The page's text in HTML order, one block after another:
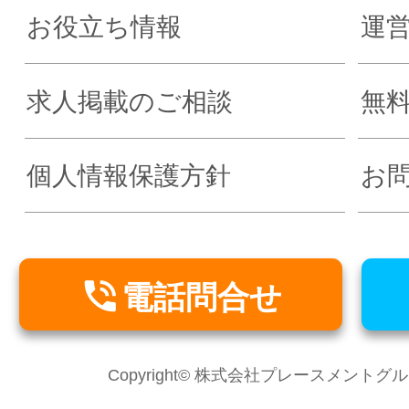
お役立ち情報 運
求人掲載のご相談 無
個人情報保護方針 お
 電話問合せ
Copyright© 株式会社プレースメントグ